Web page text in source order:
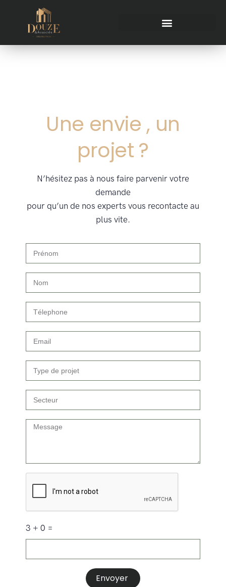
Une envie , un
projet ?
N’hésitez pas à nous faire parvenir votre
demande
pour qu’un de nos experts vous recontacte au
plus vite.
3 + 0 =
Envoyer